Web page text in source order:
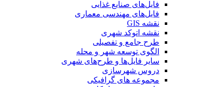
فایل‌های صنایع غذایی
فایل‌های مهندسی معماری
نقشه GIS
نقشه اتوکد شهری
طرح جامع و تفصیلی
الگوی توسعه شهر و محله
سایر فایل‌ها و طرح‌های شهری
دروس شهرسازی
مجموعه های گرافیکی